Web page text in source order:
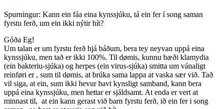
Spurningur: Kann ein fáa eina kynssjúku, tá ein fer í song saman
fyrstu ferð, um ein ikki nýtir hít?
Góða Eg!
Um talan er um fyrstu ferð hjá báðum, bera tey neyvan uppá eina
kynssjúku, men tað er ikki 100%. Til dømis, kunnu bæði klamydia
(ein bakteriu-sjúka) og herpes (ein virus-sjúka) smitta um vánaligt
reinføri er , sum til dømis, at brúka sama lappa at vaska sær við. Tað
vil siga, at ein, sum ikki hevur havt kynsligt samband, kann bera
uppá eina kynssjúku, men hettar er sjáldsamt. At enda er vert at
minnast til, at ein kann gerast við barn fyrstu ferð, ið ein fer i song